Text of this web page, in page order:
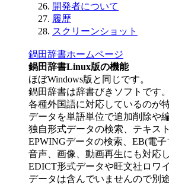
開発者について
履歴
スクリーンショット
鍋田辞書ホームページ
鍋田辞書Linux版の機能
ほぼWindows版と同じです。
鍋田辞書は辞書びきソフトです。
各種外国語に対応しているのが
データを単語単位で追加削除や
独自形式データの検索、テキス
EPWINGデータの検索、EB(電子
音声、画像、動画再生にも対応
EDICT形式データや旺文社ロワ
データは含んでいませんので別